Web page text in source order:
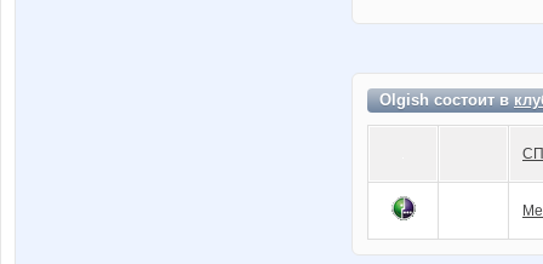
Olgish состоит в